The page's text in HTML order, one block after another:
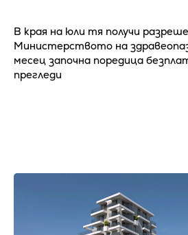
В края на юли тя получи
Министерството на
месец започна поредица
прегледи